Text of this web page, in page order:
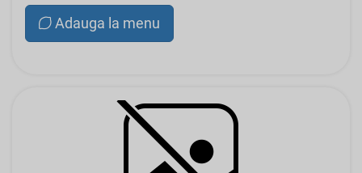
Adauga la menu